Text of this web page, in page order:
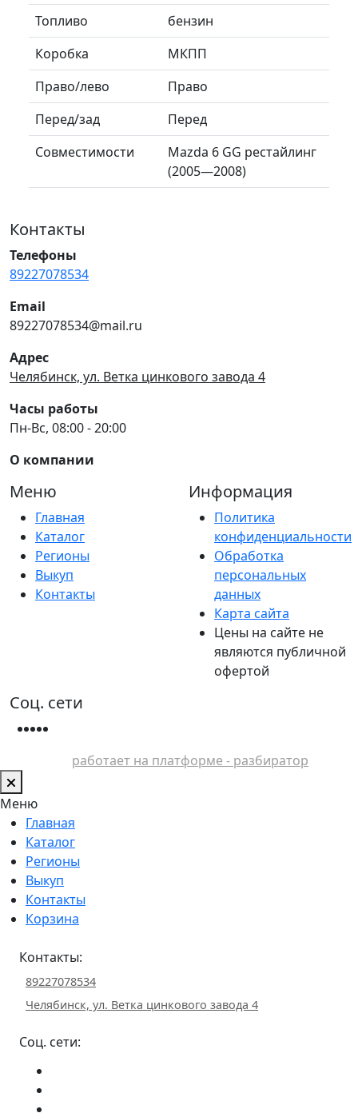
Топливо
бензин
Коробка
МКПП
Право/лево
Право
Перед/зад
Перед
Совместимости
Mazda 6 GG рестайлинг
(2005—2008)
Контакты
Телефоны
89227078534
Email
89227078534@mail.ru
Адрес
Челябинск, ул. Ветка цинкового завода 4
Часы работы
Пн-Вс, 08:00 - 20:00
О компании
Меню
Главная
Каталог
Регионы
Выкуп
Контакты
Информация
Политика
конфиденциальности
Обработка
персональных
данных
Карта сайта
Цены на сайте не
являются публичной
офертой
Соц. сети
работает на платформе - разбиратор
Меню
Главная
Каталог
Регионы
Выкуп
Контакты
Корзина
Контакты:
89227078534
Челябинск, ул. Ветка цинкового завода 4
Соц. сети: